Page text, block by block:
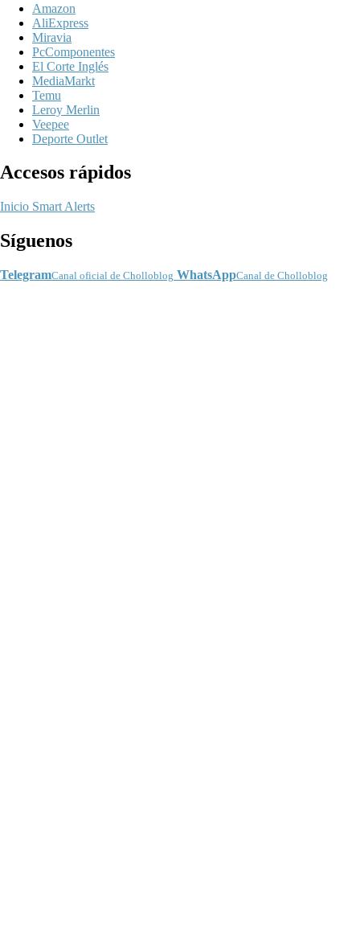
Amazon
AliExpress
Miravia
PcComponentes
El Corte Inglés
MediaMarkt
Temu
Leroy Merlin
Veepee
Deporte Outlet
Accesos rápidos
Inicio Smart Alerts
Síguenos
TelegramCanal oficial de Cholloblog WhatsAppCanal de Cholloblog